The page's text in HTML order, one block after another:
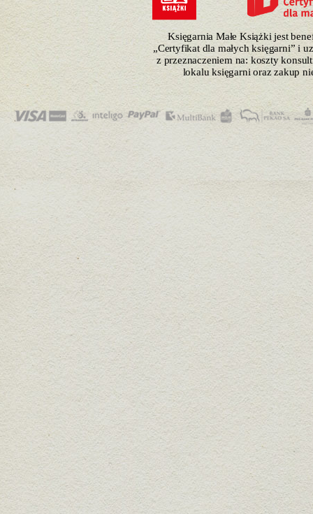
Księgarnia Małe Książki jest
„Certyfikat dla małych księgarni” i
z przeznaczeniem na: koszty
lokalu księgarni oraz zakup